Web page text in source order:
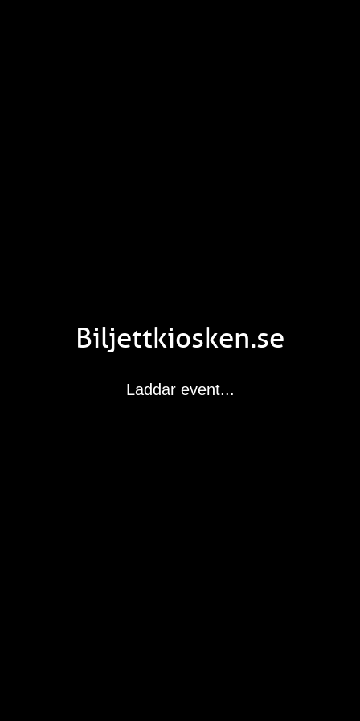
Biljettkiosken.se
Laddar event...